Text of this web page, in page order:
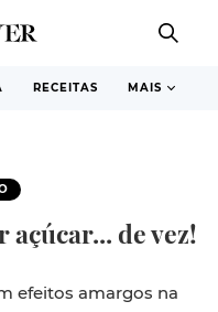
RECEITAS MAIS
de vez!
efeitos amargos na